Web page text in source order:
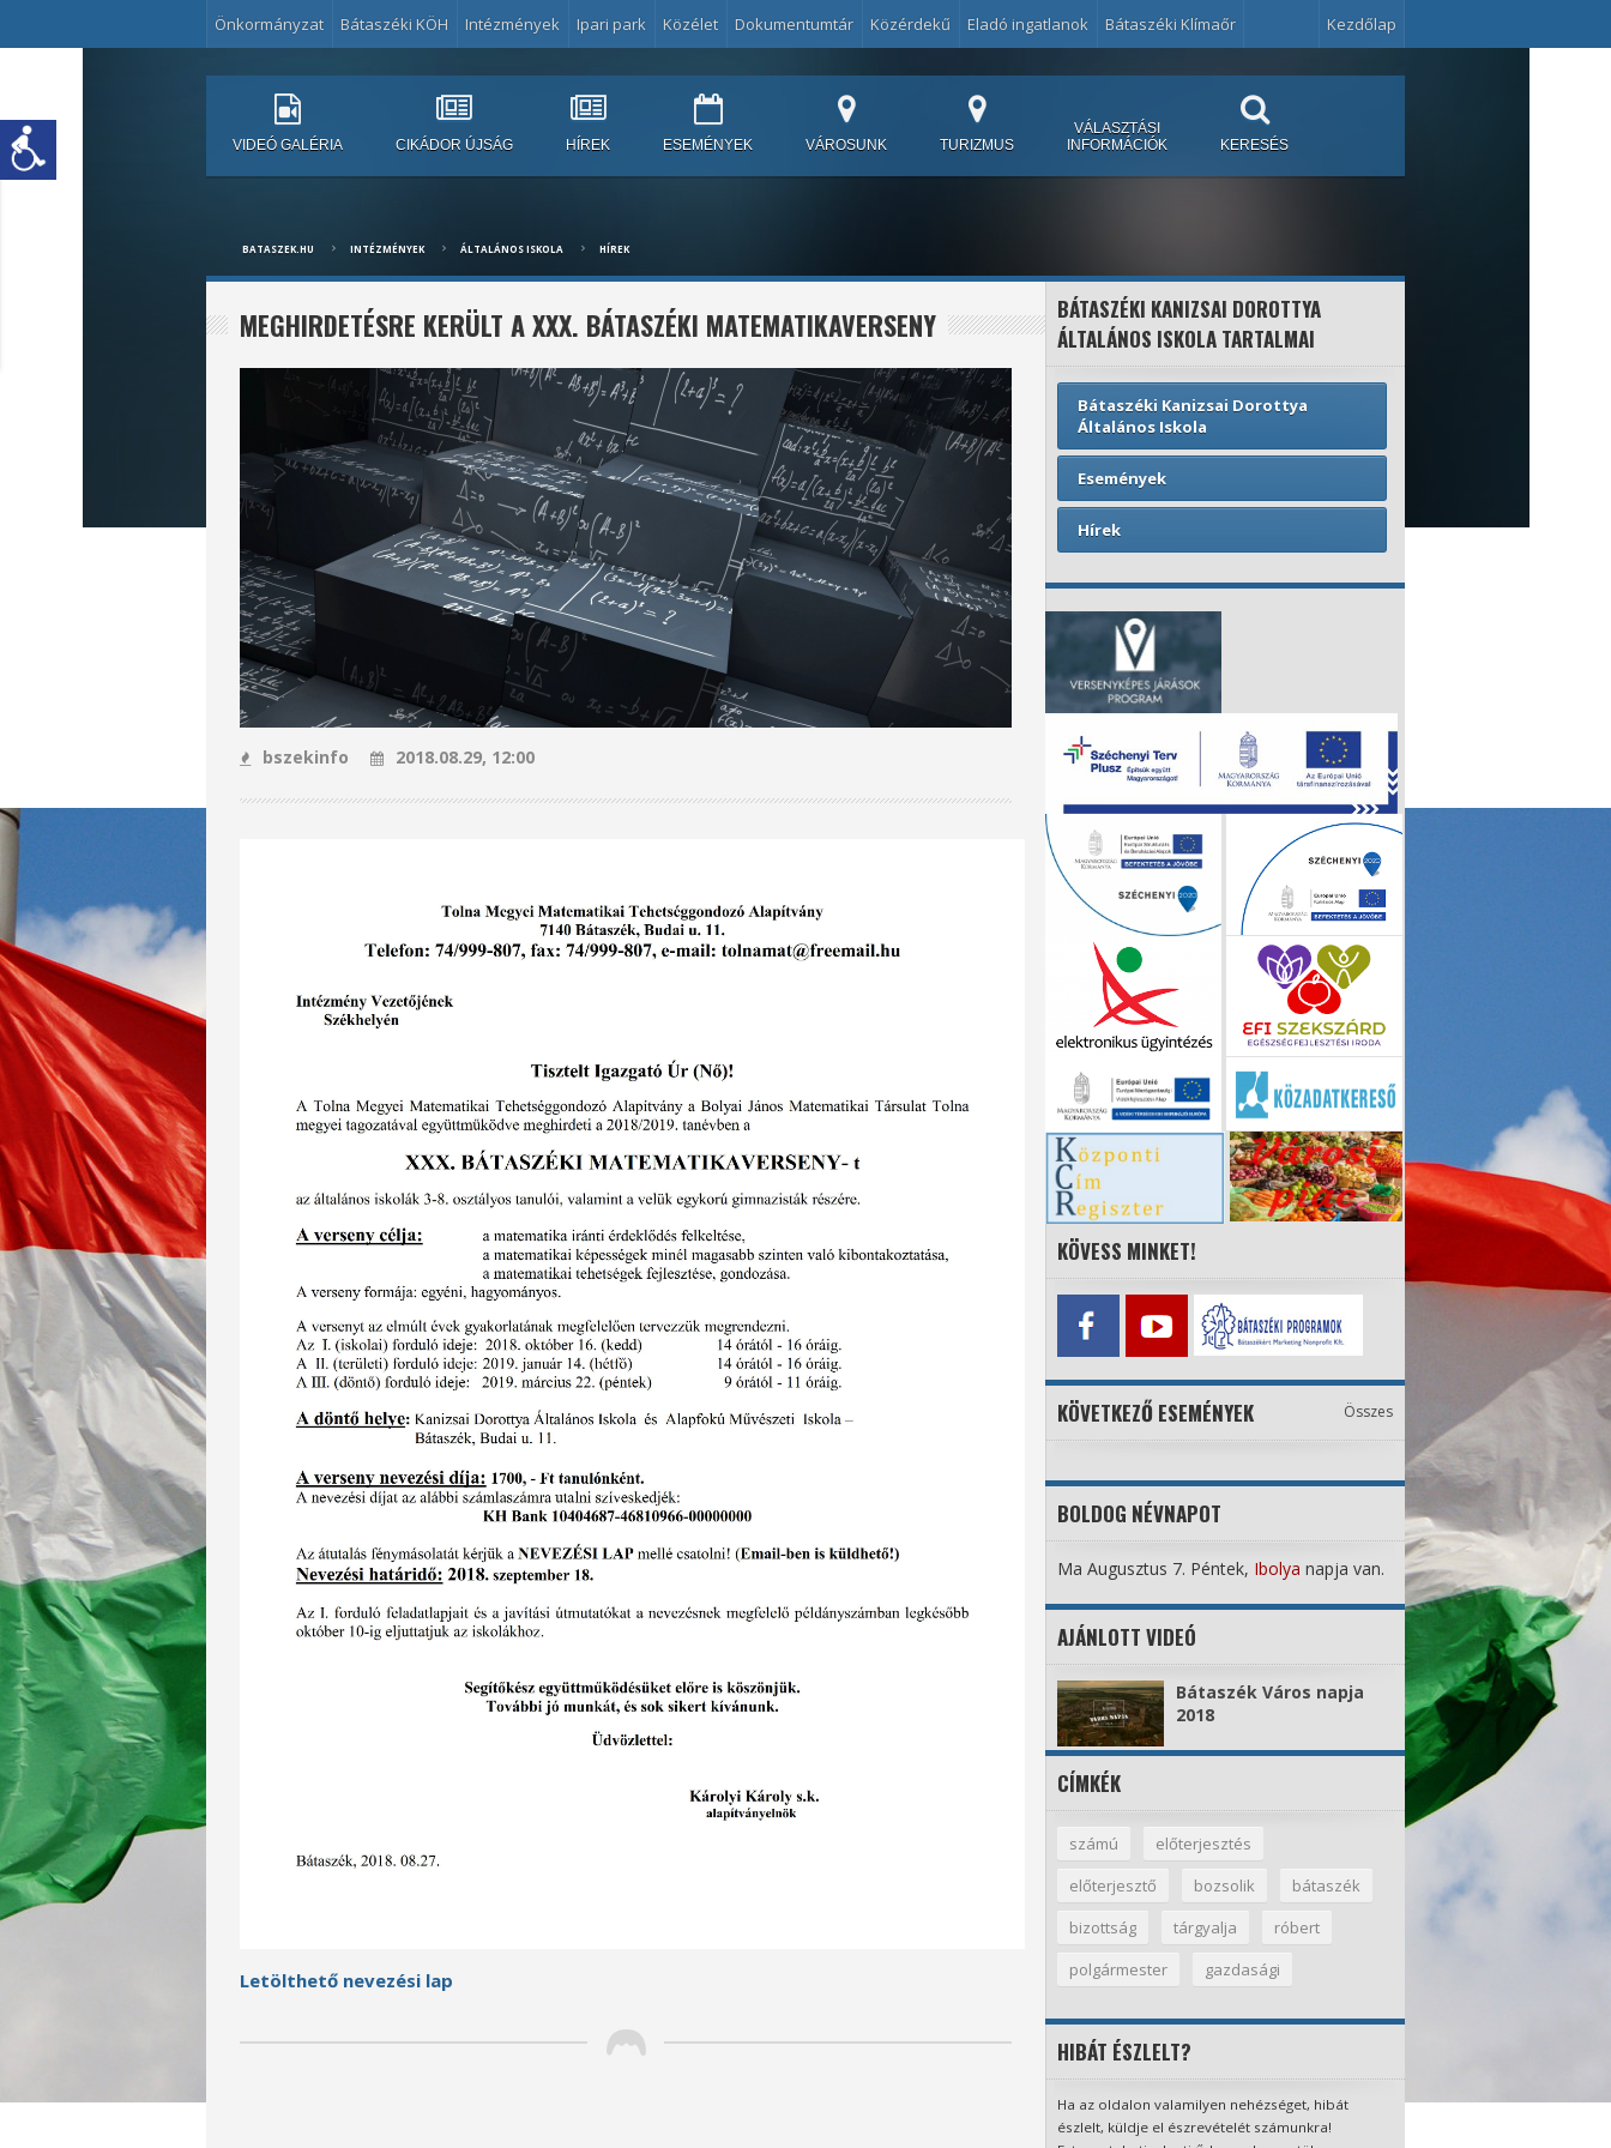
Kezdőlap
Önkormányzat Bátaszéki KÖH Intézmények Ipari park Közélet Dokumentumtár Közérdekű Eladó ingatlanok Bátaszéki Klímaőr
VIDEÓ GALÉRIA CIKÁDOR ÚJSÁG HÍREK ESEMÉNYEK VÁROSUNK TURIZMUS
VÁLASZTÁSI
INFORMÁCIÓK
KERESÉS
BATASZEK.HU INTÉZMÉNYEK ÁLTALÁNOS ISKOLA HÍREK
MEGHIRDETÉSRE KERÜLT A XXX. BÁTASZÉKI MATEMATIKAVERSENY
bszekinfo 2018.08.29, 12:00
Letölthető nevezési lap
BÁTASZÉKI KANIZSAI DOROTTYA
ÁLTALÁNOS ISKOLA TARTALMAI
Bátaszéki Kanizsai Dorottya
Általános Iskola
Események
Hírek
KÖVESS MINKET!
KÖVETKEZŐ ESEMÉNYEK Összes
BOLDOG NÉVNAPOT
Ma Augusztus 7. Péntek, Ibolya napja van.
AJÁNLOTT VIDEÓ
Bátaszék Város napja
2018
CÍMKÉK
számú
előterjesztés
előterjesztő
bozsolik
bátaszék
bizottság
tárgyalja
róbert
polgármester
gazdasági
HIBÁT ÉSZLELT?
Ha az oldalon valamilyen nehézséget, hibát
észlelt, küldje el észrevételét számunkra!